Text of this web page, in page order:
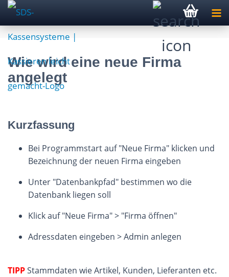
Wie wird eine neue Firma
angelegt
Kurzfassung
Bei Programmstart auf "Neue Firma" klicken und
Bezeichnung der neuen Firma eingeben
Unter "Datenbankpfad" bestimmen wo die
Datenbank liegen soll
Klick auf "Neue Firma" > "Firma öffnen"
Adressdaten eingeben > Admin anlegen
TIPPStammdaten wie Artikel, Kunden, Lieferanten etc.